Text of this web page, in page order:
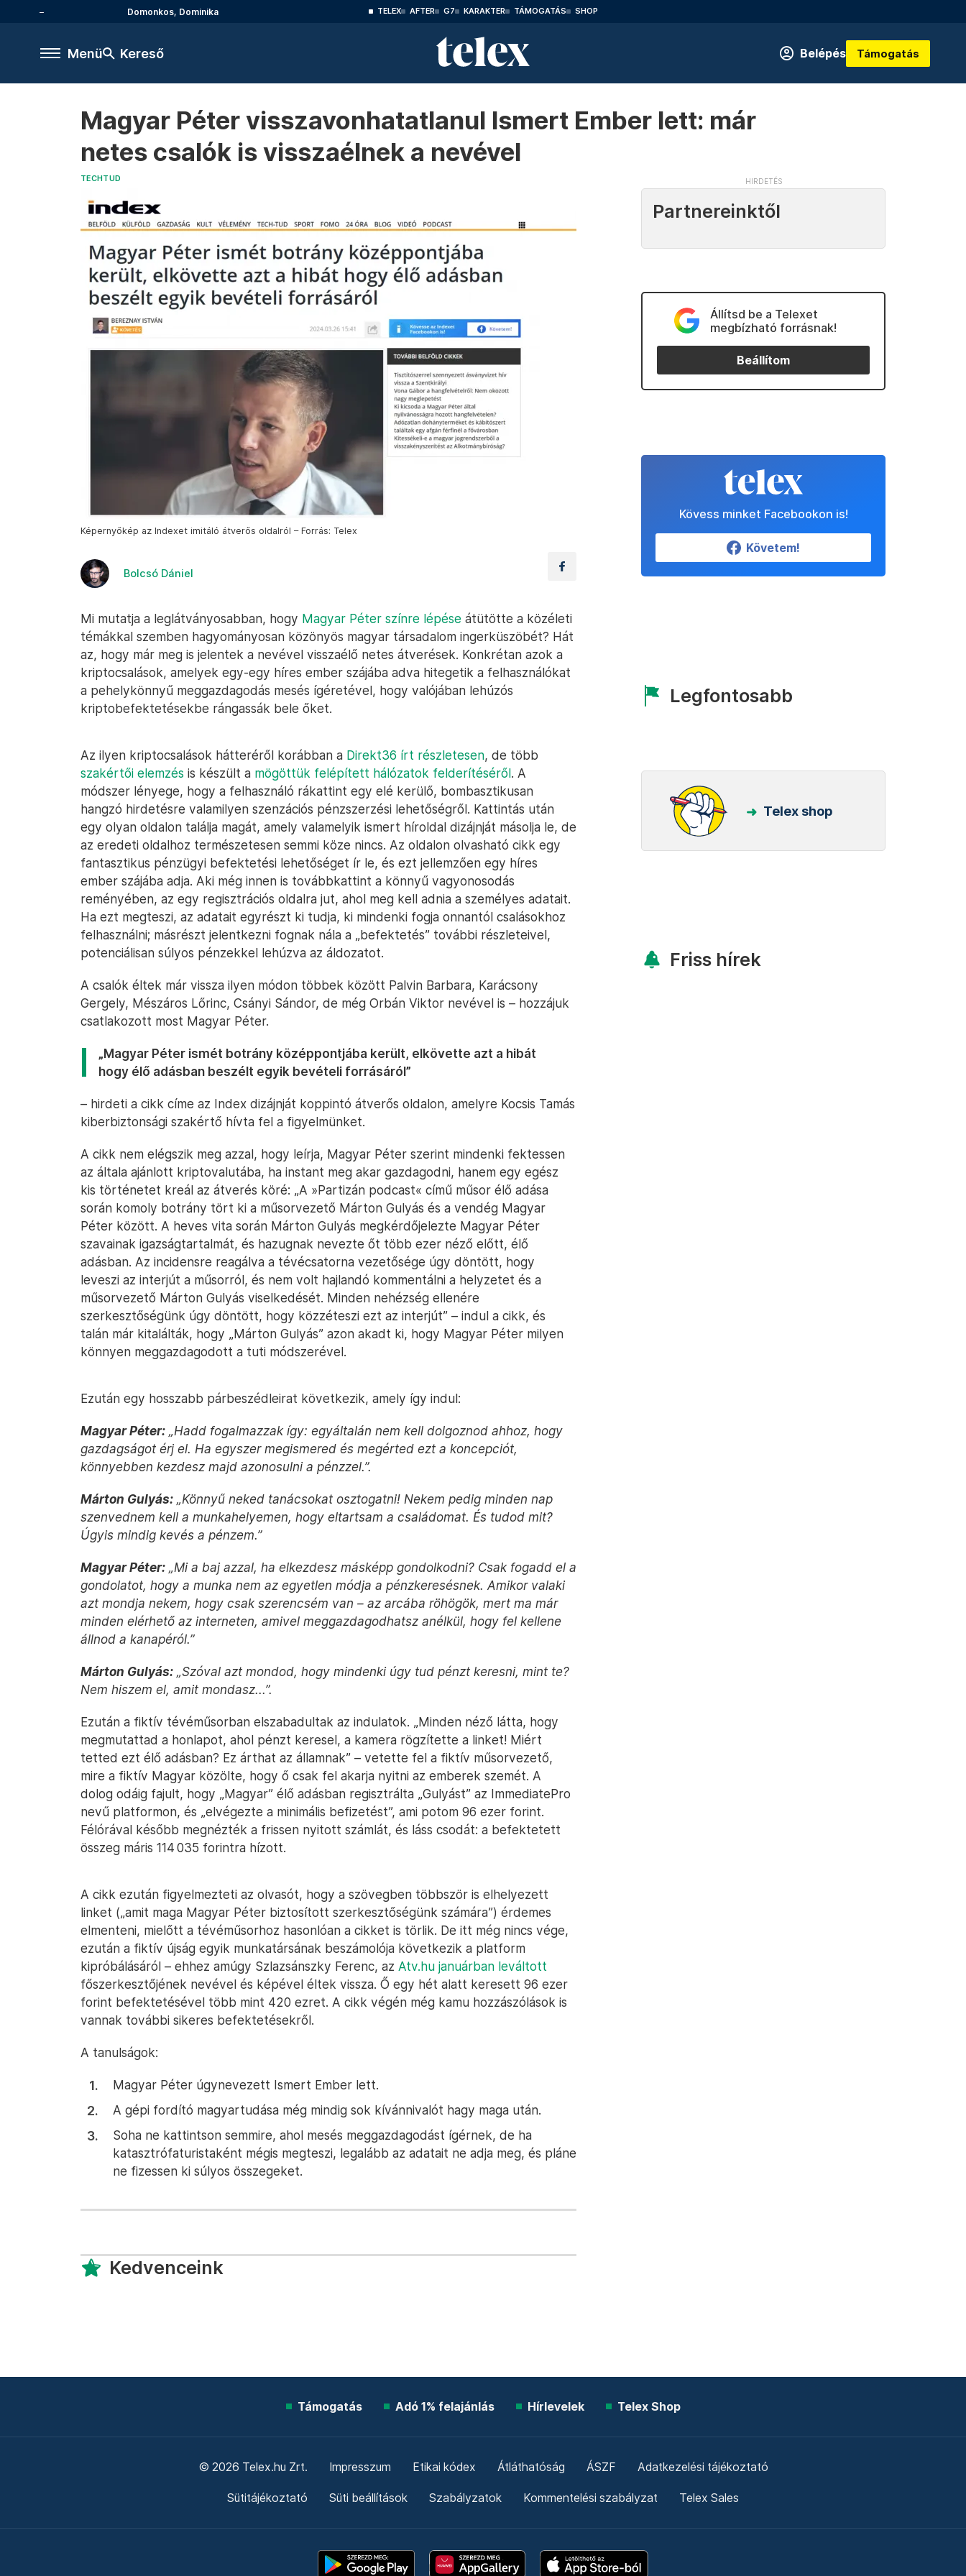
Domonkos, Dominika TELEX AFTER G7 KARAKTER TÁMOGATÁS SHOP
Menü Kereső Belépés Támogatás
Magyar Péter visszavonhatatlanul Ismert Ember lett: már
netes csalók is visszaélnek a nevével
TECHTUD
Képernyőkép az Indexet imitáló átverős oldalról – Forrás: Telex
Bolcsó Dániel
Mi mutatja a leglátványosabban, hogy Magyar Péter színre lépése átütötte a közéleti
témákkal szemben hagyományosan közönyös magyar társadalom ingerküszöbét? Hát
az, hogy már meg is jelentek a nevével visszaélő netes átverések. Konkrétan azok a
kriptocsalások, amelyek egy-egy híres ember szájába adva hitegetik a felhasználókat
a pehelykönnyű meggazdagodás mesés ígéretével, hogy valójában lehúzós
kriptobefektetésekbe rángassák bele őket.
Az ilyen kriptocsalások hátteréről korábban a Direkt36 írt részletesen, de több
szakértői elemzés is készült a mögöttük felépített hálózatok felderítéséről. A
módszer lényege, hogy a felhasználó rákattint egy elé kerülő, bombasztikusan
hangzó hirdetésre valamilyen szenzációs pénzszerzési lehetőségről. Kattintás után
egy olyan oldalon találja magát, amely valamelyik ismert híroldal dizájnját másolja le, de
az eredeti oldalhoz természetesen semmi köze nincs. Az oldalon olvasható cikk egy
fantasztikus pénzügyi befektetési lehetőséget ír le, és ezt jellemzően egy híres
ember szájába adja. Aki még innen is továbbkattint a könnyű vagyonosodás
reményében, az egy regisztrációs oldalra jut, ahol meg kell adnia a személyes adatait.
Ha ezt megteszi, az adatait egyrészt ki tudja, ki mindenki fogja onnantól csalásokhoz
felhasználni; másrészt jelentkezni fognak nála a „befektetés” további részleteivel,
potenciálisan súlyos pénzekkel lehúzva az áldozatot.
A csalók éltek már vissza ilyen módon többek között Palvin Barbara, Karácsony
Gergely, Mészáros Lőrinc, Csányi Sándor, de még Orbán Viktor nevével is – hozzájuk
csatlakozott most Magyar Péter.
„Magyar Péter ismét botrány középpontjába került, elkövette azt a hibát
hogy élő adásban beszélt egyik bevételi forrásáról”
– hirdeti a cikk címe az Index dizájnját koppintó átverős oldalon, amelyre Kocsis Tamás
kiberbiztonsági szakértő hívta fel a figyelmünket.
A cikk nem elégszik meg azzal, hogy leírja, Magyar Péter szerint mindenki fektessen
az általa ajánlott kriptovalutába, ha instant meg akar gazdagodni, hanem egy egész
kis történetet kreál az átverés köré: „A »Partizán podcast« című műsor élő adása
során komoly botrány tört ki a műsorvezető Márton Gulyás és a vendég Magyar
Péter között. A heves vita során Márton Gulyás megkérdőjelezte Magyar Péter
szavainak igazságtartalmát, és hazugnak nevezte őt több ezer néző előtt, élő
adásban. Az incidensre reagálva a tévécsatorna vezetősége úgy döntött, hogy
leveszi az interjút a műsorról, és nem volt hajlandó kommentálni a helyzetet és a
műsorvezető Márton Gulyás viselkedését. Minden nehézség ellenére
szerkesztőségünk úgy döntött, hogy közzéteszi ezt az interjút” – indul a cikk, és
talán már kitalálták, hogy „Márton Gulyás” azon akadt ki, hogy Magyar Péter milyen
könnyen meggazdagodott a tuti módszerével.
Ezután egy hosszabb párbeszédleirat következik, amely így indul:
Magyar Péter: „Hadd fogalmazzak így: egyáltalán nem kell dolgoznod ahhoz, hogy
gazdagságot érj el. Ha egyszer megismered és megérted ezt a koncepciót,
könnyebben kezdesz majd azonosulni a pénzzel.”.
Márton Gulyás: „Könnyű neked tanácsokat osztogatni! Nekem pedig minden nap
szenvednem kell a munkahelyemen, hogy eltartsam a családomat. És tudod mit?
Úgyis mindig kevés a pénzem.”
Magyar Péter: „Mi a baj azzal, ha elkezdesz másképp gondolkodni? Csak fogadd el a
gondolatot, hogy a munka nem az egyetlen módja a pénzkeresésnek. Amikor valaki
azt mondja nekem, hogy csak szerencsém van – az arcába röhögök, mert ma már
minden elérhető az interneten, amivel meggazdagodhatsz anélkül, hogy fel kellene
állnod a kanapéról.”
Márton Gulyás: „Szóval azt mondod, hogy mindenki úgy tud pénzt keresni, mint te?
Nem hiszem el, amit mondasz...”.
Ezután a fiktív tévéműsorban elszabadultak az indulatok. „Minden néző látta, hogy
megmutattad a honlapot, ahol pénzt keresel, a kamera rögzítette a linket! Miért
tetted ezt élő adásban? Ez árthat az államnak” – vetette fel a fiktív műsorvezető,
mire a fiktív Magyar közölte, hogy ő csak fel akarja nyitni az emberek szemét. A
dolog odáig fajult, hogy „Magyar” élő adásban regisztrálta „Gulyást” az ImmediatePro
nevű platformon, és „elvégezte a minimális befizetést”, ami potom 96 ezer forint.
Félórával később megnézték a frissen nyitott számlát, és láss csodát: a befektetett
összeg máris 114 035 forintra hízott.
A cikk ezután figyelmezteti az olvasót, hogy a szövegben többször is elhelyezett
linket („amit maga Magyar Péter biztosított szerkesztőségünk számára”) érdemes
elmenteni, mielőtt a tévéműsorhoz hasonlóan a cikket is törlik. De itt még nincs vége,
ezután a fiktív újság egyik munkatársának beszámolója következik a platform
kipróbálásáról – ehhez amúgy Szlazsánszky Ferenc, az Atv.hu januárban leváltott
főszerkesztőjének nevével és képével éltek vissza. Ő egy hét alatt keresett 96 ezer
forint befektetésével több mint 420 ezret. A cikk végén még kamu hozzászólások is
vannak további sikeres befektetésekről.
A tanulságok:
Magyar Péter úgynevezett Ismert Ember lett.
A gépi fordító magyartudása még mindig sok kívánnivalót hagy maga után.
Soha ne kattintson semmire, ahol mesés meggazdagodást ígérnek, de ha
katasztrófaturistaként mégis megteszi, legalább az adatait ne adja meg, és pláne
ne fizessen ki súlyos összegeket.
Kedvenceink
Partnereinktől
Állítsd be a Telexet
megbízható forrásnak!
Beállítom
Kövess minket Facebookon is!
Követem!
Legfontosabb
Telex shop
Friss hírek
Támogatás Adó 1% felajánlás Hírlevelek Telex Shop
© 2026 Telex.hu Zrt. Impresszum Etikai kódex Átláthatóság ÁSZF Adatkezelési tájékoztató
Sütitájékoztató Süti beállítások Szabályzatok Kommentelési szabályzat Telex Sales